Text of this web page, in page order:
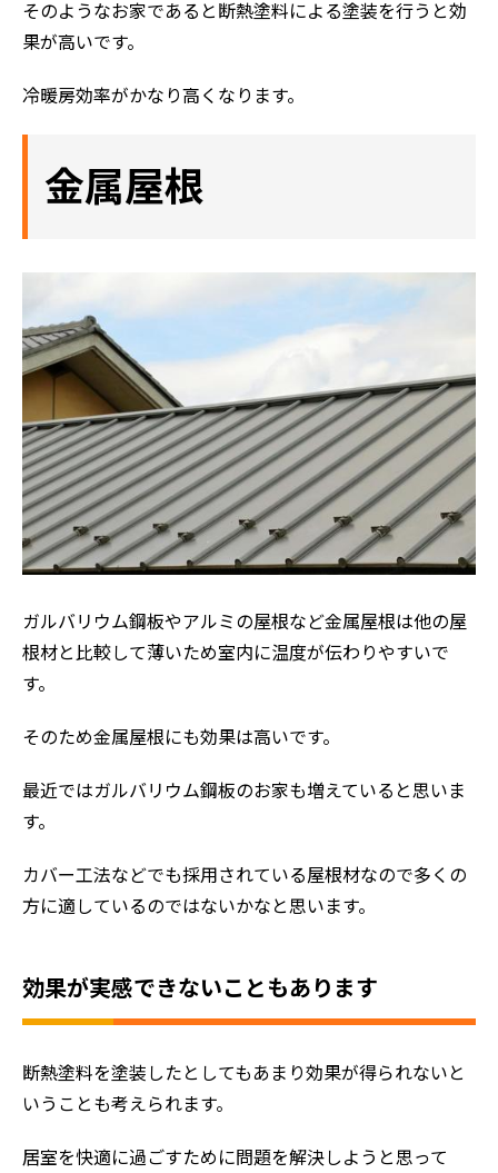
そのようなお家であると断熱塗料による塗装を行うと効
果が高いです。
冷暖房効率がかなり高くなります。
金属屋根
ガルバリウム鋼板やアルミの屋根など金属屋根は他の屋
根材と比較して薄いため室内に温度が伝わりやすいで
す。
そのため金属屋根にも効果は高いです。
最近ではガルバリウム鋼板のお家も増えていると思いま
す。
カバー工法などでも採用されている屋根材なので多くの
方に適しているのではないかなと思います。
効果が実感できないこともあります
断熱塗料を塗装したとしてもあまり効果が得られないと
いうことも考えられます。
居室を快適に過ごすために問題を解決しようと思って